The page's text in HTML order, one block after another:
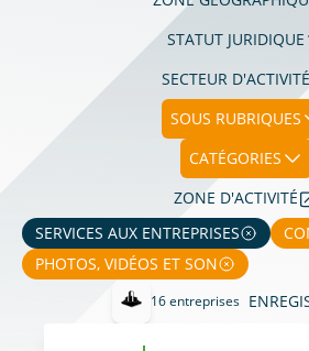
STATUT JURIDIQUE
SECTEUR D'ACTIVITÉ
SOUS RUBRIQUES
CATÉGORIES
ZONE D'ACTIVITÉ
SERVICES AUX ENTREPRISES
PHOTOS, VIDÉOS ET SON
16 entreprises